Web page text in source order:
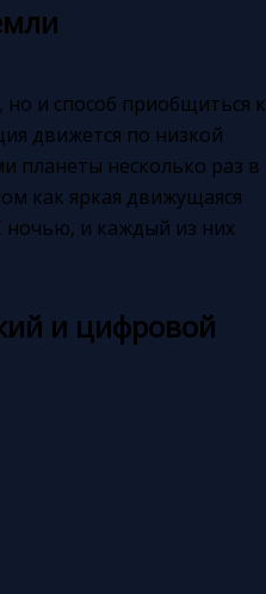
и способ приобщиться к
движется по низкой
планеты несколько раз в
как яркая движущаяся
ночью, и каждый из них
и цифровой